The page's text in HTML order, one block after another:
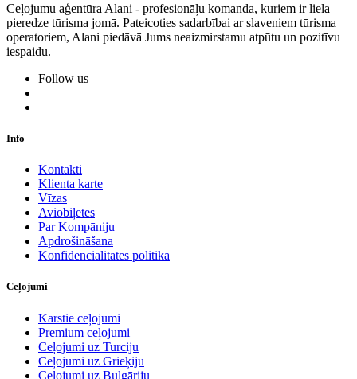
Ceļojumu aģentūra Alani - profesionāļu komanda, kuriem ir liela
pieredze tūrisma jomā. Pateicoties sadarbībai ar slaveniem tūrisma
operatoriem, Alani piedāvā Jums neaizmirstamu atpūtu un pozitīvu
iespaidu.
Follow us
Info
Kontakti
Klienta karte
Vīzas
Aviobiļetes
Par Kompāniju
Apdrošināšana
Konfidencialitātes politika
Ceļojumi
Karstie ceļojumi
Premium ceļojumi
Ceļojumi uz Turciju
Ceļojumi uz Grieķiju
Ceļojumi uz Bulgāriju